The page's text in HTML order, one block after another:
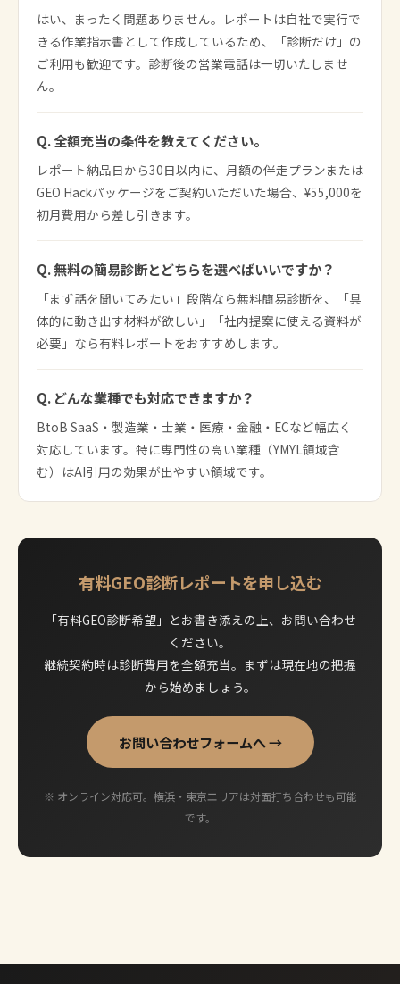
はい、まったく問題ありません。レポートは自社で実行で
きる作業指示書として作成しているため、「診断だけ」の
ご利用も歓迎です。診断後の営業電話は一切いたしませ
ん。
Q. 全額充当の条件を教えてください。
レポート納品日から30日以内に、月額の伴走プランまたは
GEO Hackパッケージをご契約いただいた場合、¥55,000を
初月費用から差し引きます。
Q. 無料の簡易診断とどちらを選べばいいですか？
「まず話を聞いてみたい」段階なら無料簡易診断を、「具
体的に動き出す材料が欲しい」「社内提案に使える資料が
必要」なら有料レポートをおすすめします。
Q. どんな業種でも対応できますか？
BtoB SaaS・製造業・士業・医療・金融・ECなど幅広く
対応しています。特に専門性の高い業種（YMYL領域含
む）はAI引用の効果が出やすい領域です。
有料GEO診断レポートを申し込む
「有料GEO診断希望」とお書き添えの上、お問い合わせ
ください。
継続契約時は診断費用を全額充当。まずは現在地の把握
から始めましょう。
お問い合わせフォームへ →
※ オンライン対応可。横浜・東京エリアは対面打ち合わせも可能
です。